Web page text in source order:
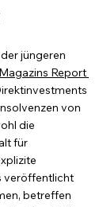
jüngeren
Report
von
die
für
veröffentlicht
betreffen